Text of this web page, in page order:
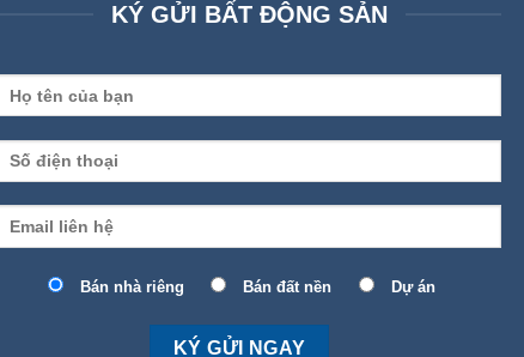
KÝ GỬI BẤT ĐỘNG SẢN
Bán nhà riêng Bán đất nền Dự án